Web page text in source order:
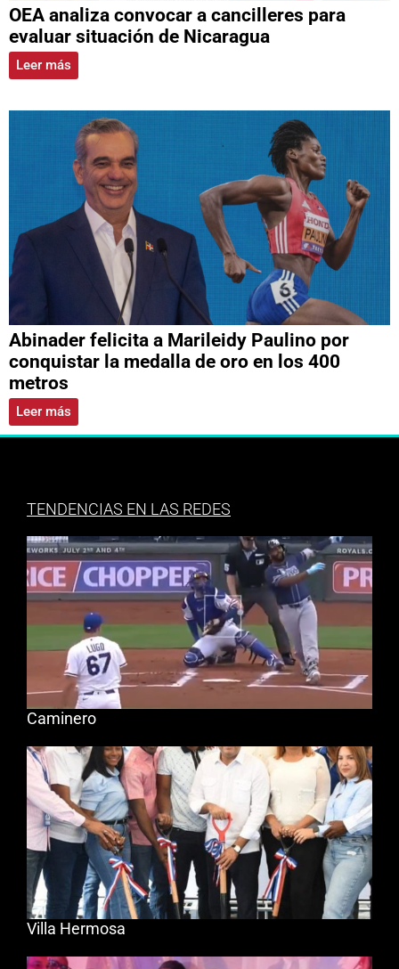
OEA analiza convocar a cancilleres para
evaluar situación de Nicaragua
Leer más
Abinader felicita a Marileidy Paulino por
conquistar la medalla de oro en los 400
metros
Leer más
TENDENCIAS EN LAS REDES
Caminero
Villa Hermosa